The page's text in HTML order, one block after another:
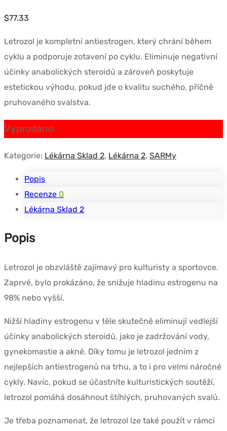
$77.33
Letrozol je kompletní antiestrogen, který chrání během
cyklu a podporuje zotavení po cyklu. Eliminuje negativní
účinky anabolických steroidů a zároveň poskytuje
estetickou výhodu, pokud jde o kvalitu suchého, příčně
pruhovaného svalstva.
Vyprodáno
Kategorie: Lékárna Sklad 2, Lékárna 2, SARMy
Popis
Recenze 0
Lékárna Sklad 2
Popis
Letrozol je obzvláště zajímavý pro kulturisty a sportovce.
Zaprvé, bylo prokázáno, že snižuje hladinu estrogenu na
98% nebo vyšší.
Nižší hladiny estrogenu v těle skutečně eliminují vedlejší
účinky anabolických steroidů, jako je zadržování vody,
gynekomastie a akné. Díky tomu je letrozol jedním z
nejlepších antiestrogenů na trhu, a to i pro velmi náročné
cykly. Navíc, pokud se účastníte kulturistických soutěží,
letrozol pomáhá dosáhnout štíhlých, pruhovaných svalů.
Je třeba poznamenat, že letrozol lze také použít v rámci